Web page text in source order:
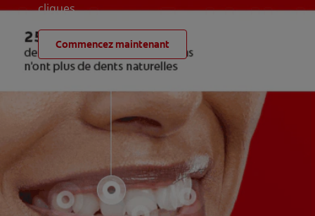
cliques
Commencez maintenant